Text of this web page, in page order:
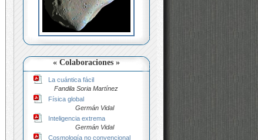
« Colaboraciones »
La cuántica fácil
Fandila Soria Martínez
Física global
Germán Vidal
Inteligencia extrema
Germán Vidal
Cosmología no convencional